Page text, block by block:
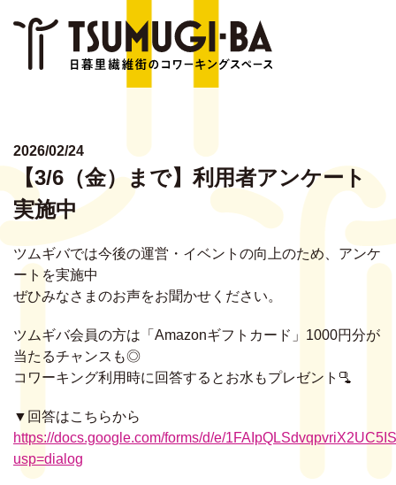
会員登録は
2026/02/24
【3/6（金）まで】利用者アンケート
実施中
ツムギバでは今後の運営・イベントの向上のため、アンケ
ートを実施中
ぜひみなさまのお声をお聞かせください。
ツムギバ会員の方は「Amazonギフトカード」1000円分が
当たるチャンスも◎
コワーキング利用時に回答するとお水もプレゼント🫗
▼回答はこちらから
https://docs.google.com/forms/d/e/
usp=dialog